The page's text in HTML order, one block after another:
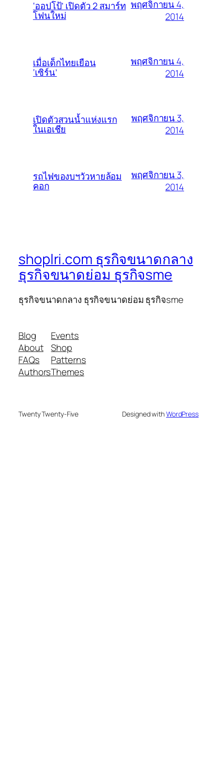
‘ออปโป้’ เปิดตัว 2 สมาร์ท
โฟนใหม่
พฤศจิกายน 4,
2014
เมื่อเด็กไทยเยือน
‘เซิร์น’
พฤศจิกายน 4,
2014
เปิดตัวสวนน้ำแห่งแรก
ในเอเชีย
พฤศจิกายน 3,
2014
รถไฟของบฯวัวหายล้อม
คอก
พฤศจิกายน 3,
2014
shoplri.com ธุรกิจขนาดกลาง
ธุรกิจขนาดย่อม ธุรกิจsme
ธุรกิจขนาดกลาง ธุรกิจขนาดย่อม ธุรกิจsme
Blog
About
FAQs
Authors
Events
Shop
Patterns
Themes
Twenty Twenty-Five Designed withWordPress